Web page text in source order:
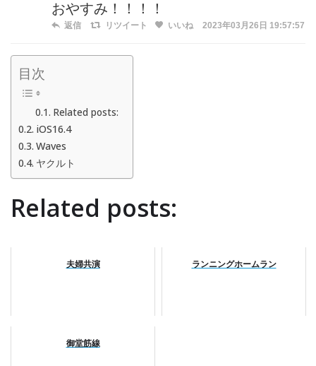
おやすみ！！！！
返信 リツイート いいね 2023年03月26日 19:57:57
目次
Related posts:
iOS16.4
Waves
ヤクルト
Related posts:
夫婦共演 ランニングホームラン
御堂筋線